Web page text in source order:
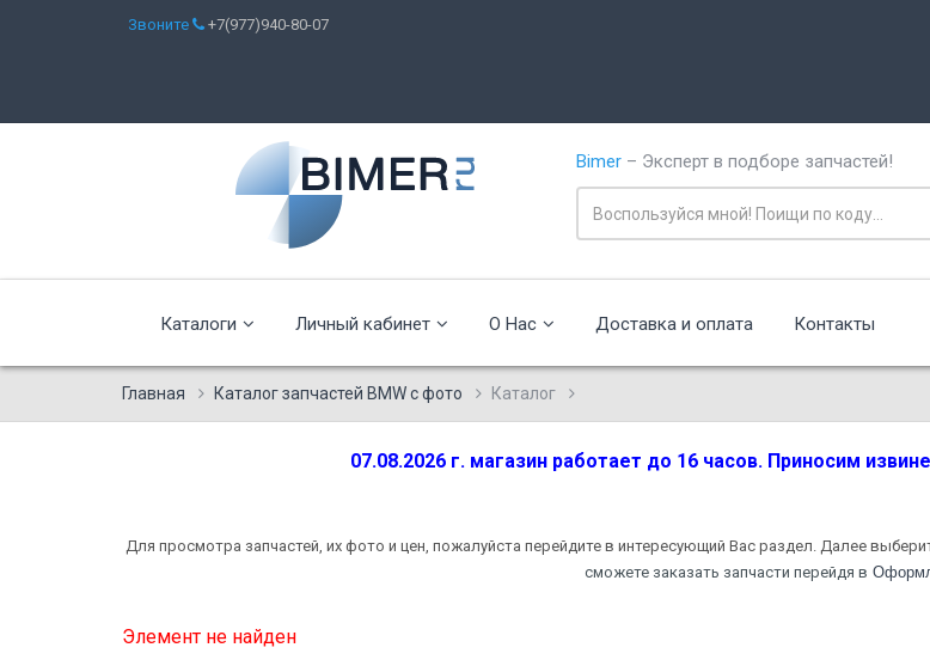
Звоните +7(977)940-80-07
Bimer – Эксперт в подборе запчастей!
Каталоги Личный кабинет О Нас Доставка и оплата Контакты
Главная Каталог запчастей BMW с фото Каталог
07.08.2026 г. магазин работает до 16 часов. Приносим
Для просмотра запчастей, их фото и цен, пожалуйста перейдите в интересующий Вас раздел. Далее
сможете заказать запчасти перейдя в
Элемент не найден